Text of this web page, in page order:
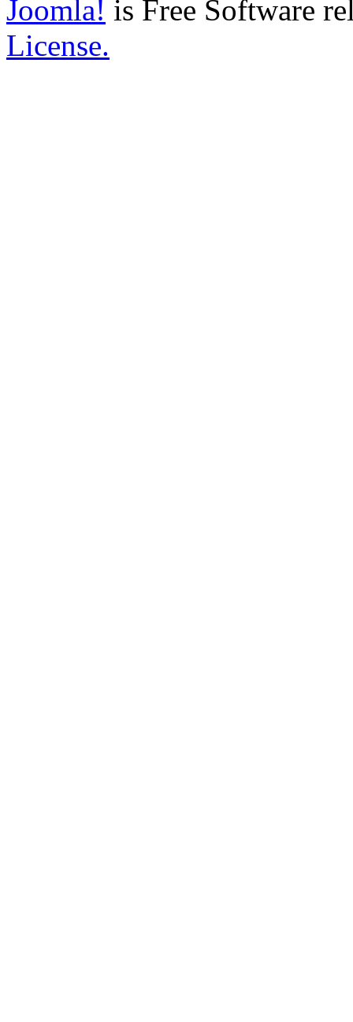
Joomla! is Free Software
License.